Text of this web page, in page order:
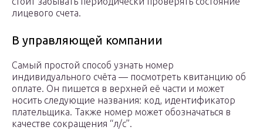
лицевого счета.
В управляющей компании
Самый простой способ узнать номер
индивидуального счёта — посмотреть квитанцию об
оплате. Он пишется в верхней её части и может
носить следующие названия: код, идентификатор
плательщика. Также номер может обозначаться в
качестве сокращения “л/с”.